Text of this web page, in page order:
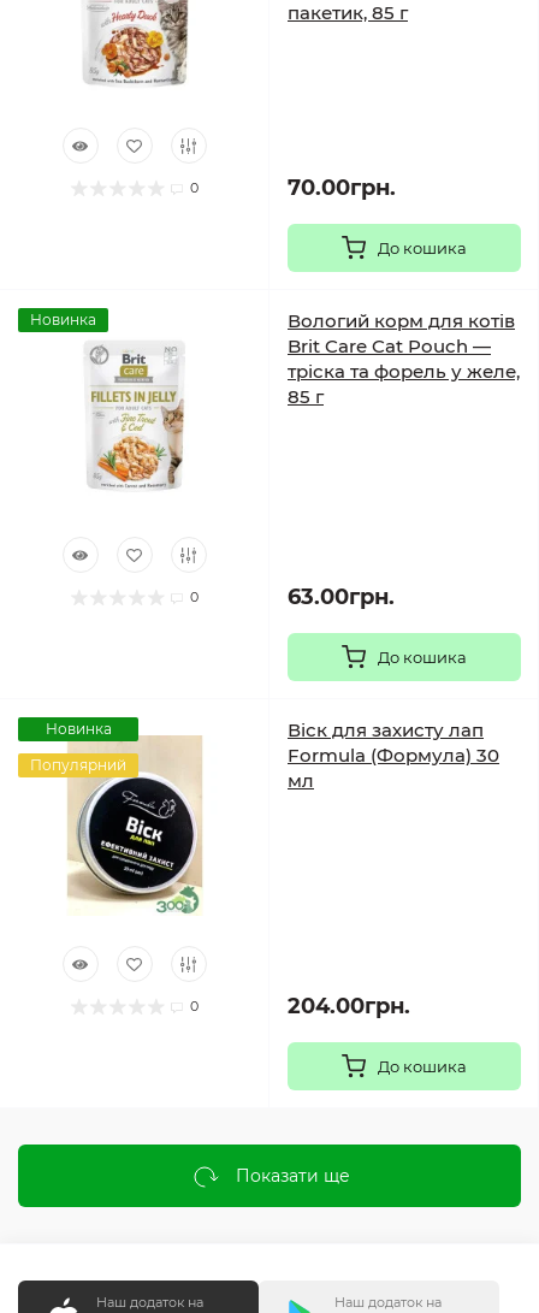
0
пакетик, 85 г
70.00грн.
До кошика
Новинка
0
Вологий корм для котів
Brit Care Cat Pouch —
тріска та форель у желе,
85 г
63.00грн.
До кошика
Новинка
Популярний
0
Віск для захисту лап
Formula (Формула) 30
мл
204.00грн.
До кошика
Показати ще
Наш додаток на Наш додаток на